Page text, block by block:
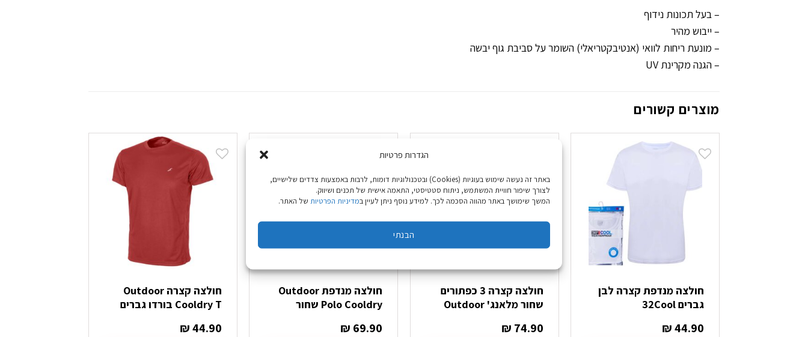
הגדרות פרטיות
באתר זה נעשה שימוש בעוגיות (Cookies) ובטכנולוגיות דומות, לרבות באמצעות צדדים שלישיים,
לצורך שיפור חוויית המשתמש, ניתוח סטטיסטי, התאמה אישית של תכנים ושיווק.
המשך שימושך באתר מהווה הסכמה לכך. למידע נוסף ניתן לעיין במדיניות הפרטיות של האתר.
הבנתי
– בעל תכונות נידוף
– ייבוש מהיר
– מונעת ריחות לוואי (אנטיבקטריאלי) השומר על סביבת גוף יבשה
– הגנה מקרינת UV
מוצרים קשורים
חולצה מנדפת קצרה לבן
גברים 32Cool
₪44.90
חולצה קצרה 3 כפתורים
שחור מלאנג' Outdoor
₪ 74.90
חולצה מנדפת Outdoor
Polo Cooldry שחור
₪ 69.90
חולצה קצרה Outdoor
Cooldry T בורדו גברים
₪44.90